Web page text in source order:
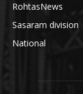
RohtasNews
Sasaram division
National